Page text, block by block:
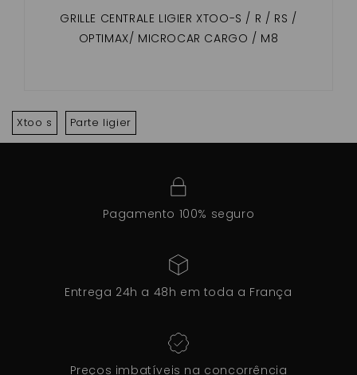
GRILLE CENTRALE LIGIER XTOO-S / R / RS /
OPTIMAX/ MICROCAR CARGO / M8
Xtoo s Parte ligier
Pagamento 100% seguro
Entrega 24h a 48h em toda a França
Preços imbatíveis na concorrência